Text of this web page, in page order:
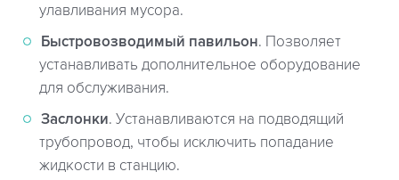
улавливания мусора.
Быстровозводимый павильон. Позволяет
устанавливать дополнительное оборудование
для обслуживания.
Заслонки. Устанавливаются на подводящий
трубопровод, чтобы исключить попадание
жидкости в станцию.